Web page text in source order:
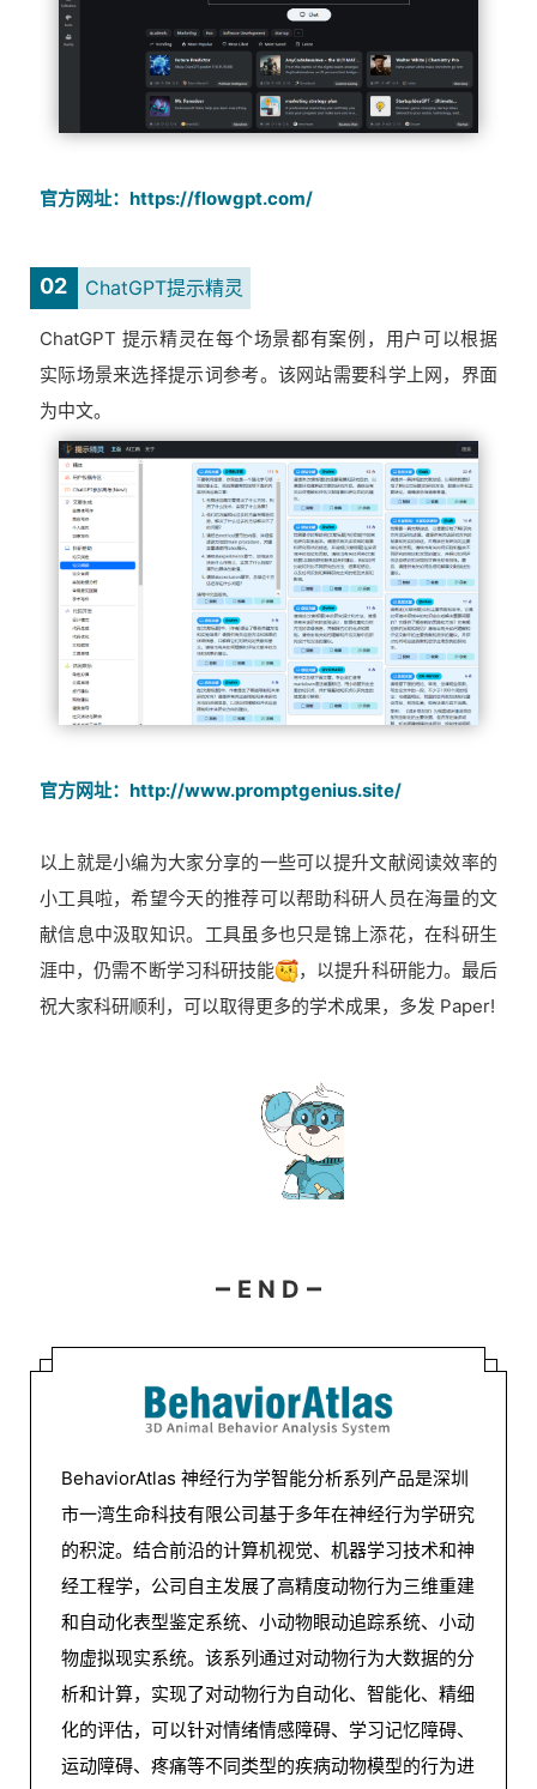
官方网址：https://flowgpt.com/
02 ChatGPT提示精灵
ChatGPT 提示精灵在每个场景都有案例，用户可以根据
实际场景来选择提示词参考。该网站需要科学上网，界面
为中文。
官方网址：http://www.promptgenius.site/
以上就是小编为大家分享的一些可以提升文献阅读效率的
小工具啦，希望今天的推荐可以帮助科研人员在海量的文
献信息中汲取知识。工具虽多也只是锦上添花，在科研生
涯中，仍需不断学习科研技能
，以提升科研能力。最后
祝大家科研顺利，可以取得更多的学术成果，多发 Paper!
– E N D –
BehaviorAtlas 神经行为学智能分析系列产品是深圳
市一湾生命科技有限公司基于多年在神经行为学研究
的积淀。结合前沿的计算机视觉、机器学习技术和神
经工程学，公司自主发展了高精度动物行为三维重建
和自动化表型鉴定系统、小动物眼动追踪系统、小动
物虚拟现实系统。该系列通过对动物行为大数据的分
析和计算，实现了对动物行为自动化、智能化、精细
化的评估，可以针对情绪情感障碍、学习记忆障碍、
运动障碍、疼痛等不同类型的疾病动物模型的行为进